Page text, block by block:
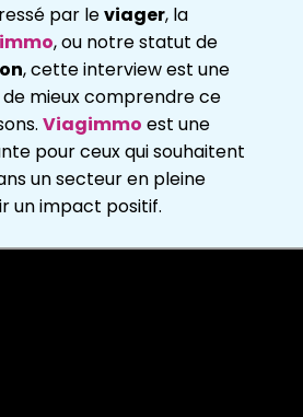
par leviager, la
, ou notre statut de
, cette interview est une
mieux comprendre ce
Viagimmo est une
pour ceux qui souhaitent
un secteur en pleine
un impact positif.